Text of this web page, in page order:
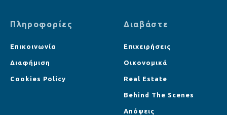
Πληροφορίες
Επικοινωνία
Διαφήμιση
Cookies Policy
Διαβάστε
Επιχειρήσεις
Οικονομικά
Real Estate
Behind The Scenes
Απόψεις